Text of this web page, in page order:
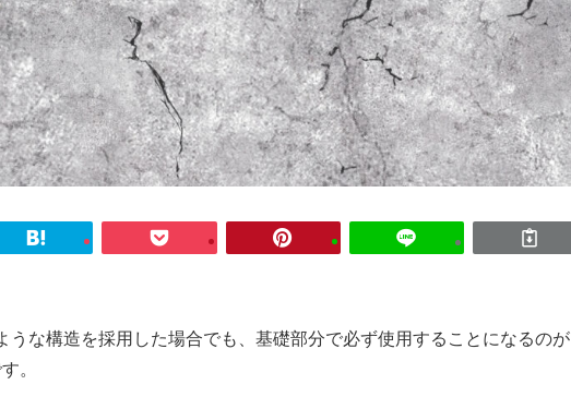
うな構造を採用した場合でも、基礎部分で必ず使用することになるのが
。